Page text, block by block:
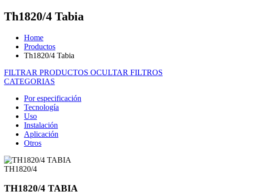
Th1820/4 Tabia
Home
Productos
Th1820/4 Tabia
FILTRAR PRODUCTOS OCULTAR FILTROS
CATEGORIAS
Por especificación
Tecnología
Uso
Instalación
Aplicación
Otros
TH1820/4
TH1820/4 TABIA